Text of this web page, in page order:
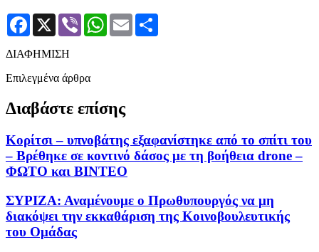
Facebook
X Viber WhatsApp
Email
ΔΙΑΦΗΜΙΣΗ
Επιλεγμένα άρθρα
Διαβάστε επίσης
Κορίτσι – υπνοβάτης εξαφανίστηκε από το σπίτι του
– Βρέθηκε σε κοντινό δάσος με τη βοήθεια drone –
ΦΩΤΟ και ΒΙΝΤΕΟ
ΣΥΡΙΖΑ: Αναμένουμε ο Πρωθυπουργός να μη
διακόψει την εκκαθάριση της Κοινοβουλευτικής
του Ομάδας